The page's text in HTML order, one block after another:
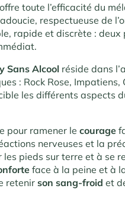
offre toute l’efficacité du
respectueuse de
rapide et discrète :
Sans Alcool réside dans
: Rock Rose,
les différents aspects
pour ramener lecourage
nerveuses et la
pieds sur terre et à se
face à la peine et à
retenir son sang-froid et